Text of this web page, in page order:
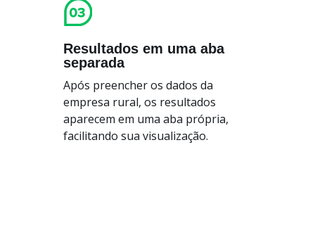
Resultados em uma aba
separada
Após preencher os dados da
empresa rural, os resultados
aparecem em uma aba própria,
facilitando sua visualização.